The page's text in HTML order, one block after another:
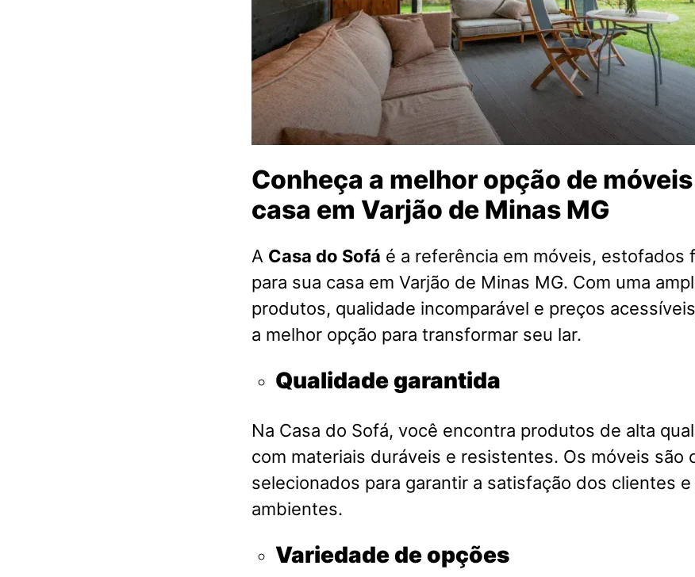
Conheça a melhor opção de
casa em Varjão de Minas MG
A Casa do Sofá é a referência em móveis, estofados
para sua casa em Varjão de Minas MG. Com uma
produtos, qualidade incomparável e preços
a melhor opção para transformar seu lar.
Qualidade garantida
Na Casa do Sofá, você encontra produtos de alta
com materiais duráveis e resistentes. Os móveis são
selecionados para garantir a satisfação dos clientes
ambientes.
Variedade de opções